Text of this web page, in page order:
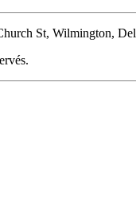
St, Wilmington,